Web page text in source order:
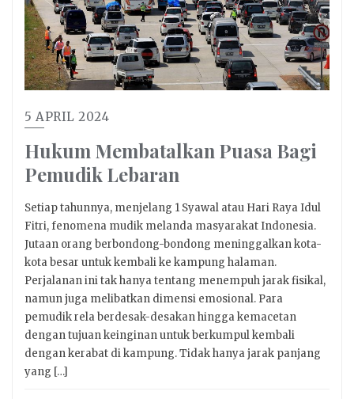
5 APRIL 2024
Hukum Membatalkan Puasa Bagi
Pemudik Lebaran
Setiap tahunnya, menjelang 1 Syawal atau Hari Raya Idul
Fitri, fenomena mudik melanda masyarakat Indonesia.
Jutaan orang berbondong-bondong meninggalkan kota-
kota besar untuk kembali ke kampung halaman.
Perjalanan ini tak hanya tentang menempuh jarak fisikal,
namun juga melibatkan dimensi emosional. Para
pemudik rela berdesak-desakan hingga kemacetan
dengan tujuan keinginan untuk berkumpul kembali
dengan kerabat di kampung. Tidak hanya jarak panjang
yang […]